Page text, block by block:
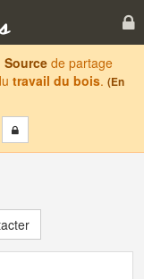
Sourcede partage
travail du bois. (En